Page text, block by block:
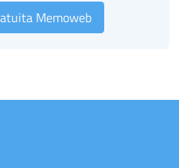
Memoweb